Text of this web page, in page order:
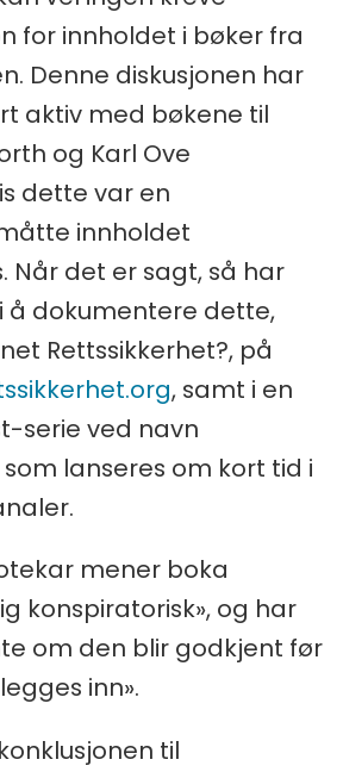
for innholdet i bøker fra
Denne diskusjonen har
aktiv med bøkene til
og Karl Ove
dette var en
innholdet
Når det er sagt, så har
å dokumentere dette,
Rettssikkerhet?, på
, samt i en
serie ved navn
som lanseres om kort tid i
mener boka
konspiratorisk», og har
om den blir godkjent før
inn».
til